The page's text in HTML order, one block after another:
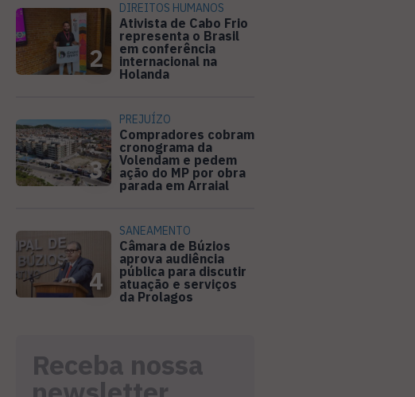
2
DIREITOS HUMANOS
Ativista de Cabo Frio
representa o Brasil
em conferência
internacional na
Holanda
3
PREJUÍZO
Compradores cobram
cronograma da
Volendam e pedem
ação do MP por obra
parada em Arraial
4
SANEAMENTO
Câmara de Búzios
aprova audiência
pública para discutir
atuação e serviços
da Prolagos
Receba nossa